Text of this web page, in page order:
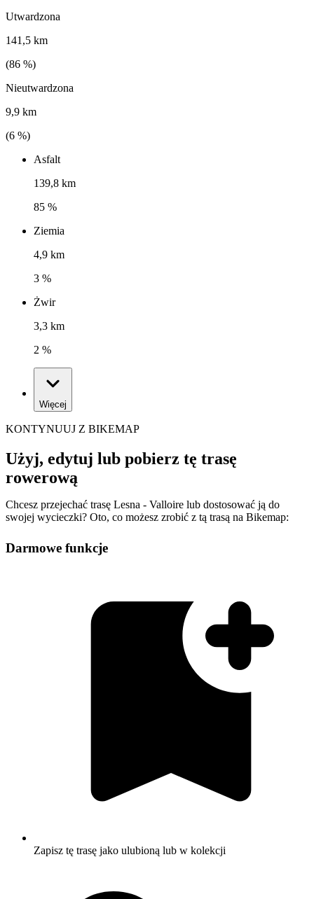
Utwardzona
141,5 km
(86 %)
Nieutwardzona
9,9 km
(6 %)
Asfalt
139,8 km
85 %
Ziemia
4,9 km
3 %
Żwir
3,3 km
2 %
Więcej
KONTYNUUJ Z BIKEMAP
Użyj, edytuj lub pobierz tę trasę
rowerową
Chcesz przejechać trasę Lesna - Valloire lub dostosować ją do
swojej wycieczki? Oto, co możesz zrobić z tą trasą na Bikemap:
Darmowe funkcje
Zapisz tę trasę jako ulubioną lub w kolekcji